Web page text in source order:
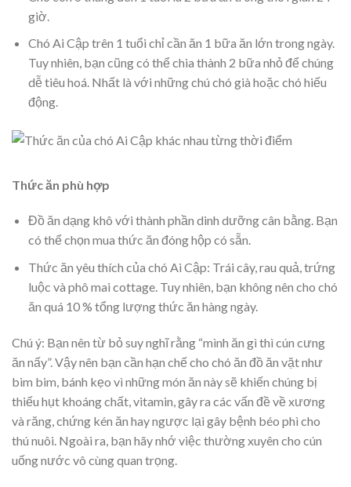
giờ.
Chó Ai Cập trên 1 tuổi chỉ cần ăn 1 bữa ăn lớn trong ngày.
Tuy nhiên, bạn cũng có thể chia thành 2 bữa nhỏ để chúng
dễ tiêu hoá. Nhất là với những chú chó già hoặc chó hiếu
động.
Thức ăn phù hợp
Đồ ăn dạng khô với thành phần dinh dưỡng cân bằng. Bạn
có thể chọn mua thức ăn đóng hộp có sẵn.
Thức ăn yêu thích của chó Ai Cập: Trái cây, rau quả, trứng
luộc và phô mai cottage. Tuy nhiên, bạn không nên cho chó
ăn quá 10 % tổng lượng thức ăn hàng ngày.
Chú ý: Bạn nên từ bỏ suy nghĩ rằng “mình ăn gì thì cún cưng
ăn nấy”. Vậy nên bạn cần hạn chế cho chó ăn đồ ăn vặt như
bim bim, bánh kẹo vì những món ăn này sẽ khiến chúng bị
thiếu hụt khoáng chất, vitamin, gây ra các vấn đề về xương
và răng, chứng kén ăn hay ngược lại gây bệnh béo phì cho
thú nuôi. Ngoài ra, bạn hãy nhớ việc thường xuyên cho cún
uống nước vô cùng quan trọng.